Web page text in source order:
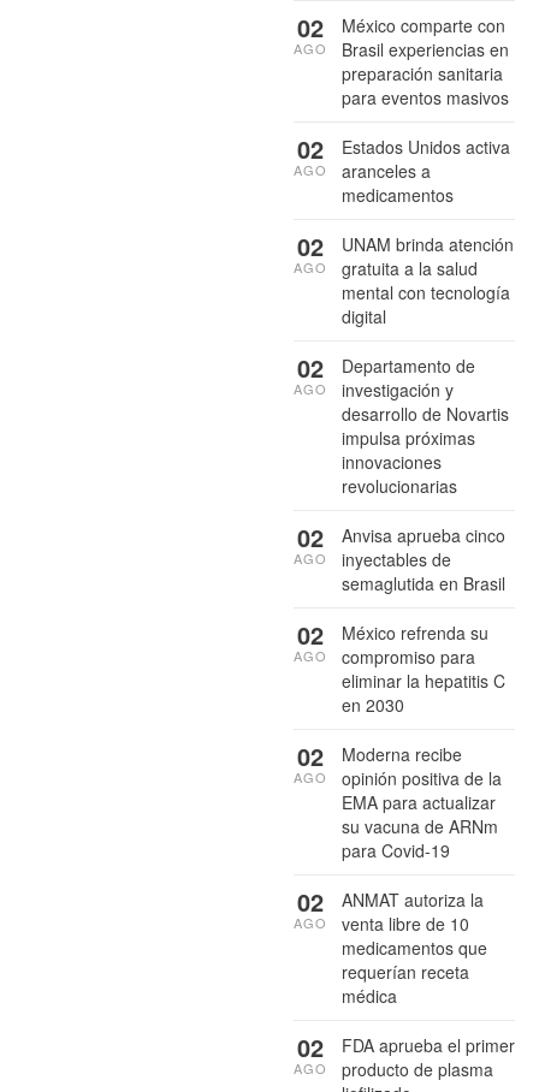
México comparte con
Brasil experiencias en
preparación sanitaria
para eventos masivos
02
AGO
Estados Unidos activa
aranceles a
medicamentos
02
AGO
UNAM brinda atención
gratuita a la salud
mental con tecnología
digital
02
AGO
Departamento de
investigación y
desarrollo de Novartis
impulsa próximas
innovaciones
revolucionarias
02
AGO
Anvisa aprueba cinco
inyectables de
semaglutida en Brasil
02
AGO
México refrenda su
compromiso para
eliminar la hepatitis C
en 2030
02
AGO
Moderna recibe
opinión positiva de la
EMA para actualizar
su vacuna de ARNm
para Covid-19
02
AGO
ANMAT autoriza la
venta libre de 10
medicamentos que
requerían receta
médica
02
AGO
FDA aprueba el primer
producto de plasma
02
AGO